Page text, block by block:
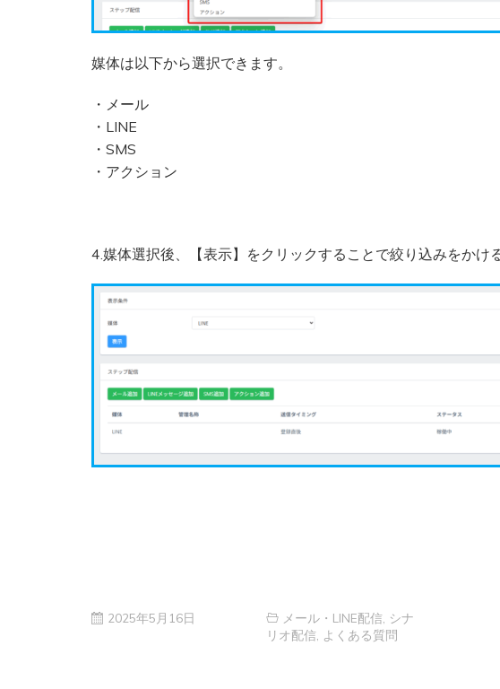
媒体は以下から選択できます。
・メール
・LINE
・SMS
・アクション
4.媒体選択後、【表示】をクリックすることで絞り込みをかけ
2025年5月16日 メール・LINE配信 シナ
リオ配信 よくある質問